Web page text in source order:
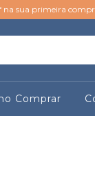
na sua primeira
Comprar